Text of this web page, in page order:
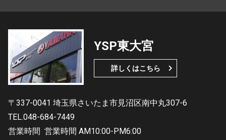
YSP東大宮
詳しくはこちら
〒337-0041 埼玉県さいたま市見沼区南中丸307-6
TEL.048-684-7449
営業時間 営業時間 AM10:00-PM6:00